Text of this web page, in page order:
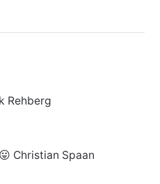
Rehberg
Christian Spaan